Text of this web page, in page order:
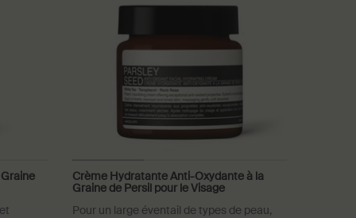
Crème Hydratante Anti-Oxydante à la
Graine de Persil pour le Visage
Pour un large éventail de types de peau,